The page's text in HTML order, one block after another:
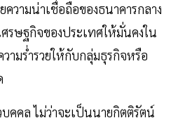
ความน่าเชื่อถือของธนาคารกลาง
รษฐกิจของประเทศให้มั่นคงใน
วามร่ำรวยให้กับกลุ่มธุรกิจหรือ
บุคคล ไม่ว่าจะเป็นนายกิตติรัตน์